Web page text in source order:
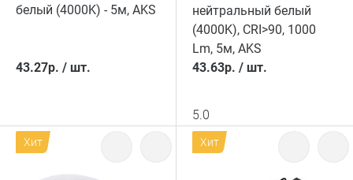
белый (4000K) - 5м, AKS
43.27р. / шт.
нейтральный белый
(4000K), CRI>90, 1000
Lm, 5м, AKS
43.63р. / шт.
5.0
Хит Хит